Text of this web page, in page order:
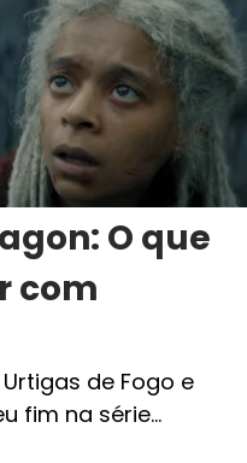
O que
com
de Fogo e
fim na série…